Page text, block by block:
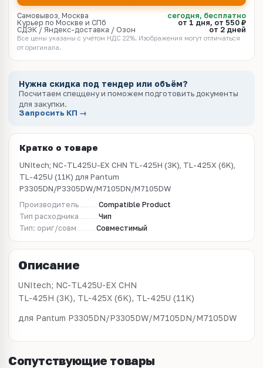
Самовывоз, Москва
сегодня, бесплатно
Курьер по Москве и СПб
от 1 дня, от 550 ₽
СДЭК / Яндекс-доставка / Озон
от 2 дней
Все цены указаны с учётом НДС 22%. Изображения могут отличаться
от оригинала.
Нужна скидка под тендер или объём?
Посчитаем спеццену и поможем подготовить документы
для закупки.
Запросить КП →
Кратко о товаре
UNItech; NC-TL425U-EX CHN TL-425H (3K), TL-425X (6K),
TL-425U (11K) для Pantum
P3305DN/P3305DW/M7105DN/M7105DW
Производитель
Compatible Product
Тип расходника
Чип
Тип: ориг/совм
Совместимый
Описание
UNItech; NC-TL425U-EX CHN
TL-425H (3K), TL-425X (6K), TL-425U (11K)
для Pantum P3305DN/P3305DW/M7105DN/M7105DW
Сопутствующие товары